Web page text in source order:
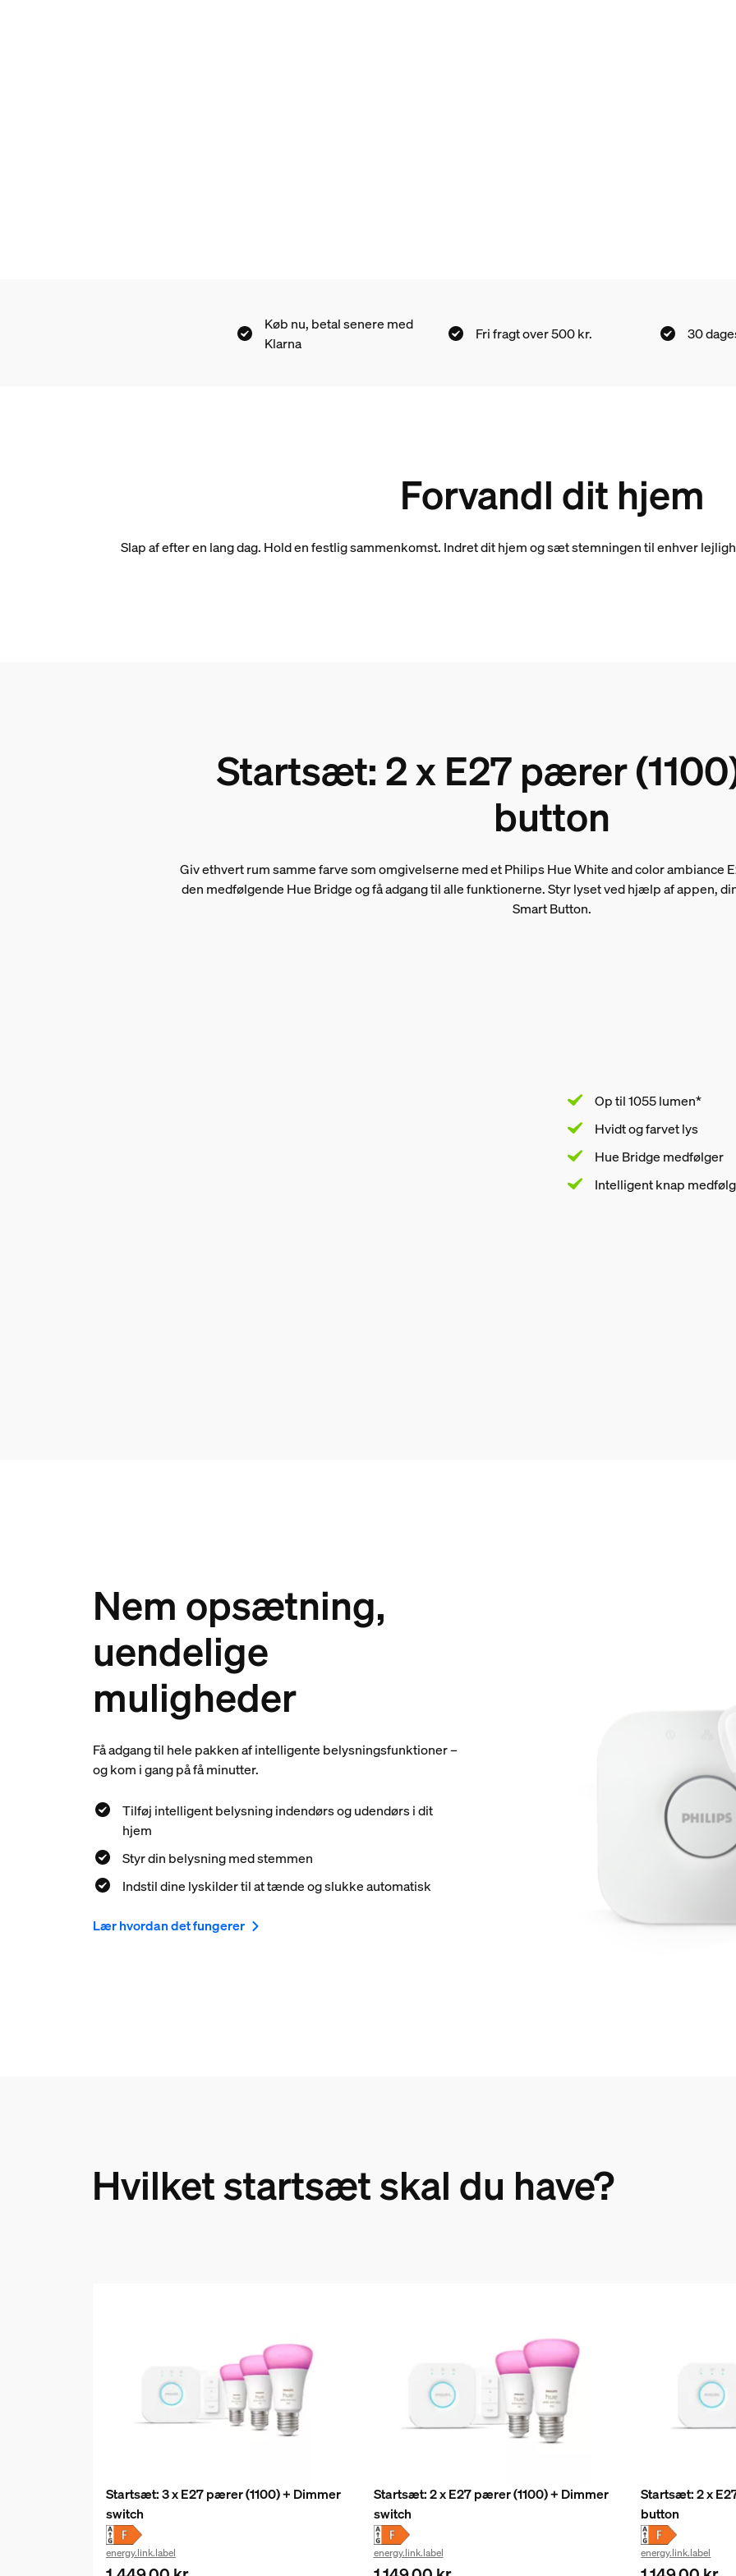
Køb nu, betal senere med
Klarna
Fri fragt over 500 kr. 30
Forvandl dit hjem
Slap af efter en lang dag. Hold en festlig sammenkomst. Indret dit hjem og sæt stemningen til enhver
Startsæt: 2 x E27 pærer
button
Giv ethvert rum samme farve som omgivelserne med et Philips Hue White and color
den medfølgende Hue Bridge og få adgang til alle funktionerne. Styr lyset ved hjælp af appen,
Smart Button.
Op til 1055 lumen*
Hvidt og farvet lys
Hue Bridge medfølger
Intelligent knap
Nem opsætning,
uendelige
muligheder
Få adgang til hele pakken af intelligente belysningsfunktioner –
og kom i gang på få minutter.
Tilføj intelligent belysning indendørs og udendørs i dit
hjem
Styr din belysning med stemmen
Indstil dine lyskilder til at tænde og slukke automatisk
Lær hvordan det fungerer
Hvilket startsæt skal du have?
Startsæt: 3 x E27 pærer (1100) + Dimmer
switch
energy.link.label
Startsæt: 2 x E27 pærer (1100) + Dimmer
switch
energy.link.label
Startsæt: 2 x
button
energy.link.label